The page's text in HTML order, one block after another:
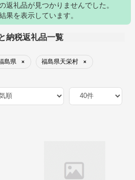
返礼品が見つかりませんでした。
果を表示しています。
納税返礼品一覧
島県 × 福島県天栄村 ×